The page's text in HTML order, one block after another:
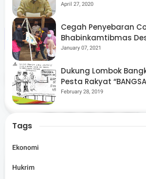
Tags Pilkada
Share
April 27, 2020
Cegah Penyebaran
Bhabinkamtibmas
Pantau Kegiatan
January 07, 2021
Dukung Lombok
Pesta Rakyat
Kembali Digelar Para
February 28, 2019
Tags
Ekonomi
Hukrim